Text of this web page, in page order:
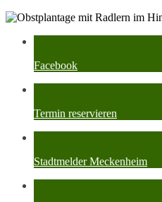
Facebook
Termin reservieren
Stadtmelder Meckenheim